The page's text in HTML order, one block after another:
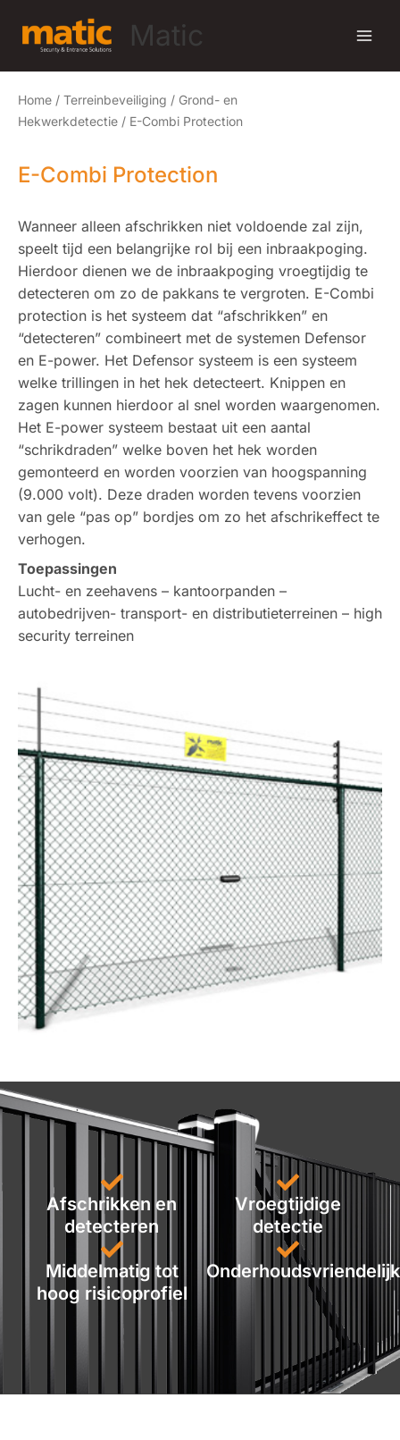
naar
inhoud
Matic
Home / Terreinbeveiliging / Grond- en
Hekwerkdetectie / E-Combi Protection
E-Combi Protection
Wanneer alleen afschrikken niet voldoende zal zijn,
speelt tijd een belangrijke rol bij een inbraakpoging.
Hierdoor dienen we de inbraakpoging vroegtijdig te
detecteren om zo de pakkans te vergroten. E-Combi
protection is het systeem dat “afschrikken” en
“detecteren” combineert met de systemen Defensor
en E-power. Het Defensor systeem is een systeem
welke trillingen in het hek detecteert. Knippen en
zagen kunnen hierdoor al snel worden waargenomen.
Het E-power systeem bestaat uit een aantal
“schrikdraden” welke boven het hek worden
gemonteerd en worden voorzien van hoogspanning
(9.000 volt). Deze draden worden tevens voorzien
van gele “pas op” bordjes om zo het afschrikeffect te
verhogen.
Toepassingen
Lucht- en zeehavens – kantoorpanden –
autobedrijven- transport- en distributieterreinen – high
security terreinen
Afschrikken en
detecteren
Vroegtijdige
detectie
Middelmatig tot
hoog risicoprofiel
Onderhoudsvriendelijk